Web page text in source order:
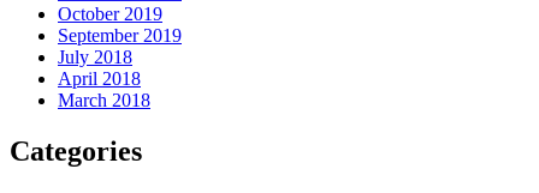
October 2019
September 2019
July 2018
April 2018
March 2018
Categories